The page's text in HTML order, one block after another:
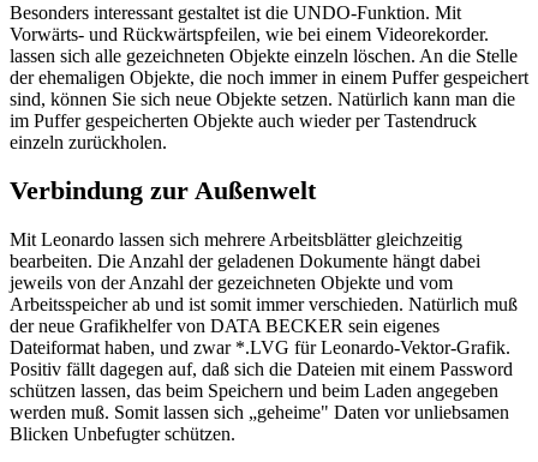
Besonders interessant gestaltet ist die UNDO-Funktion. Mit
Vorwärts- und Rückwärtspfeilen, wie bei einem Videorekorder.
lassen sich alle gezeichneten Objekte einzeln löschen. An die Stelle
der ehemaligen Objekte, die noch immer in einem Puffer gespeichert
sind, können Sie sich neue Objekte setzen. Natürlich kann man die
im Puffer gespeicherten Objekte auch wieder per Tastendruck
einzeln zurückholen.
Verbindung zur Außenwelt
Mit Leonardo lassen sich mehrere Arbeitsblätter gleichzeitig
bearbeiten. Die Anzahl der geladenen Dokumente hängt dabei
jeweils von der Anzahl der gezeichneten Objekte und vom
Arbeitsspeicher ab und ist somit immer verschieden. Natürlich muß
der neue Grafikhelfer von DATA BECKER sein eigenes
Dateiformat haben, und zwar *.LVG für Leonardo-Vektor-Grafik.
Positiv fällt dagegen auf, daß sich die Dateien mit einem Password
schützen lassen, das beim Speichern und beim Laden angegeben
werden muß. Somit lassen sich „geheime" Daten vor unliebsamen
Blicken Unbefugter schützen.